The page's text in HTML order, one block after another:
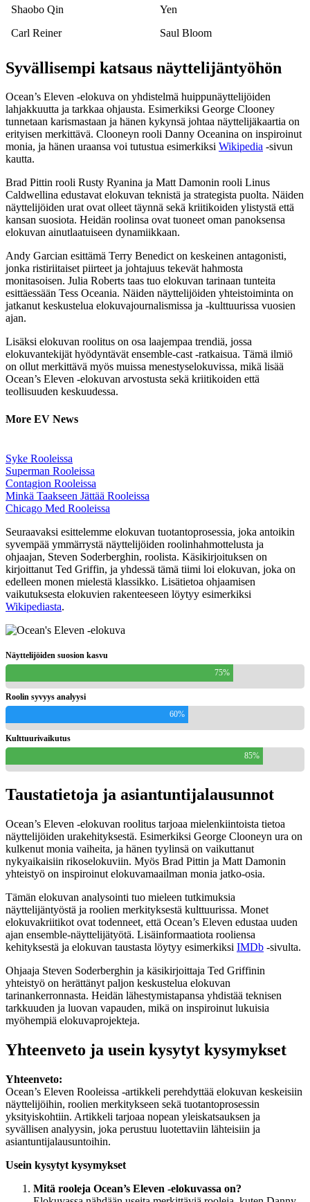
Shaobo Qin
Yen
Carl Reiner
Saul Bloom
Syvällisempi katsaus näyttelijäntyöhön
Ocean’s Eleven -elokuva on yhdistelmä huippunäyttelijöiden
lahjakkuutta ja tarkkaa ohjausta. Esimerkiksi George Clooney
tunnetaan karismastaan ja hänen kykynsä johtaa näyttelijäkaartia on
erityisen merkittävä. Clooneyn rooli Danny Oceanina on inspiroinut
monia, ja hänen uraansa voi tutustua esimerkiksi Wikipedia -sivun
kautta.
Brad Pittin rooli Rusty Ryanina ja Matt Damonin rooli Linus
Caldwellina edustavat elokuvan teknistä ja strategista puolta. Näiden
näyttelijöiden urat ovat olleet täynnä sekä kriitikoiden ylistystä että
kansan suosiota. Heidän roolinsa ovat tuoneet oman panoksensa
elokuvan ainutlaatuiseen dynamiikkaan.
Andy Garcian esittämä Terry Benedict on keskeinen antagonisti,
jonka ristiriitaiset piirteet ja johtajuus tekevät hahmosta
monitasoisen. Julia Roberts taas tuo elokuvan tarinaan tunteita
esittäessään Tess Oceania. Näiden näyttelijöiden yhteistoiminta on
jatkanut keskustelua elokuvajournalismissa ja -kulttuurissa vuosien
ajan.
Lisäksi elokuvan roolitus on osa laajempaa trendiä, jossa
elokuvantekijät hyödyntävät ensemble-cast -ratkaisua. Tämä ilmiö
on ollut merkittävä myös muissa menestyselokuvissa, mikä lisää
Ocean’s Eleven -elokuvan arvostusta sekä kriitikoiden että
teollisuuden keskuudessa.
More EV News
Syke Rooleissa
Superman Rooleissa
Contagion Rooleissa
Minkä Taakseen Jättää Rooleissa
Chicago Med Rooleissa
Seuraavaksi esittelemme elokuvan tuotantoprosessia, joka antoikin
syvempää ymmärrystä näyttelijöiden roolinhahmottelusta ja
ohjaajan, Steven Soderberghin, roolista. Käsikirjoituksen on
kirjoittanut Ted Griffin, ja yhdessä tämä tiimi loi elokuvan, joka on
edelleen monen mielestä klassikko. Lisätietoa ohjaamisen
vaikutuksesta elokuvien rakenteeseen löytyy esimerkiksi
Wikipediasta.
Näyttelijöiden suosion kasvu
75%
Roolin syvyys analyysi
60%
Kulttuurivaikutus
85%
Taustatietoja ja asiantuntijalausunnot
Ocean’s Eleven -elokuvan roolitus tarjoaa mielenkiintoista tietoa
näyttelijöiden urakehityksestä. Esimerkiksi George Clooneyn ura on
kulkenut monia vaiheita, ja hänen tyylinsä on vaikuttanut
nykyaikaisiin rikoselokuviin. Myös Brad Pittin ja Matt Damonin
yhteistyö on inspiroinut elokuvamaailman monia jatko-osia.
Tämän elokuvan analysointi tuo mieleen tutkimuksia
näyttelijäntyöstä ja roolien merkityksestä kulttuurissa. Monet
elokuvakriitikot ovat todenneet, että Ocean’s Eleven edustaa uuden
ajan ensemble-näyttelijätyötä. Lisäinformaatiota rooliensa
kehityksestä ja elokuvan taustasta löytyy esimerkiksi IMDb -sivulta.
Ohjaaja Steven Soderberghin ja käsikirjoittaja Ted Griffinin
yhteistyö on herättänyt paljon keskustelua elokuvan
tarinankerronnasta. Heidän lähestymistapansa yhdistää teknisen
tarkkuuden ja luovan vapauden, mikä on inspiroinut lukuisia
myöhempiä elokuvaprojekteja.
Yhteenveto ja usein kysytyt kysymykset
Yhteenveto:
Ocean’s Eleven Rooleissa -artikkeli perehdyttää elokuvan keskeisiin
näyttelijöihin, roolien merkitykseen sekä tuotantoprosessin
yksityiskohtiin. Artikkeli tarjoaa nopean yleiskatsauksen ja
syvällisen analyysin, joka perustuu luotettaviin lähteisiin ja
asiantuntijalausuntoihin.
Usein kysytyt kysymykset
Mitä rooleja Ocean’s Eleven -elokuvassa on?